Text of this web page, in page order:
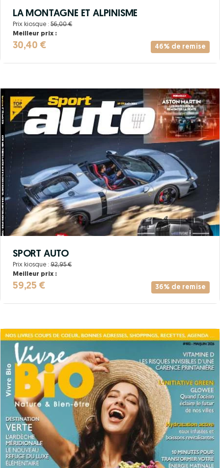
46% de remise
LA MONTAGNE ET ALPINISME
Prix kiosque : 56,00 €
Meilleur prix :
30,40 €
36% de remise
SPORT AUTO
Prix kiosque : 92,95 €
Meilleur prix :
59,25 €